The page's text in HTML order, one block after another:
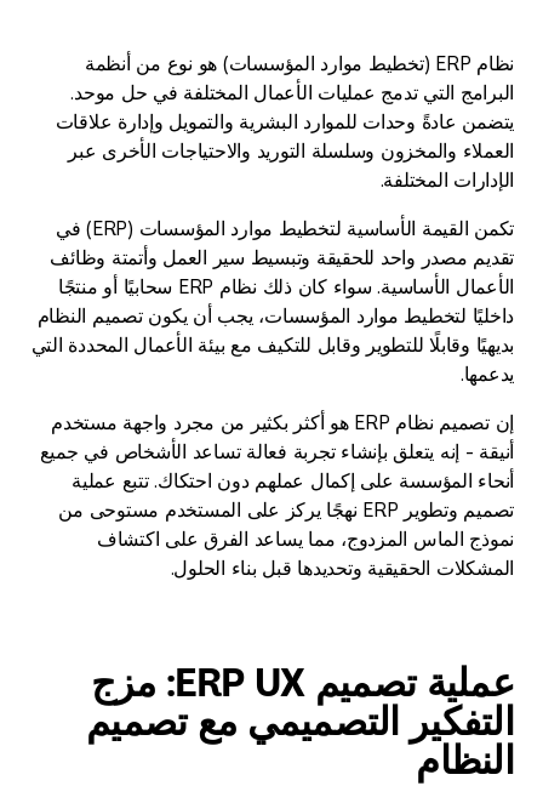
نظام ERP (تخطيط موارد المؤسسات) هو نوع من أنظمة
البرامج التي تدمج عمليات الأعمال المختلفة في حل موحد.
يتضمن عادةً وحدات للموارد البشرية والتمويل وإدارة علاقات
العملاء والمخزون وسلسلة التوريد والاحتياجات الأخرى عبر
الإدارات المختلفة.
تكمن القيمة الأساسية لتخطيط موارد المؤسسات (ERP) في
تقديم مصدر واحد للحقيقة وتبسيط سير العمل وأتمتة وظائف
الأعمال الأساسية. سواء كان ذلك نظام ERP سحابيًا أو منتجًا
داخليًا لتخطيط موارد المؤسسات، يجب أن يكون تصميم النظام
بديهيًا وقابلًا للتطوير وقابل للتكيف مع بيئة الأعمال المحددة التي
يدعمها.
إن تصميم نظام ERP هو أكثر بكثير من مجرد واجهة مستخدم
أنيقة - إنه يتعلق بإنشاء تجربة فعالة تساعد الأشخاص في جميع
أنحاء المؤسسة على إكمال عملهم دون احتكاك. تتبع عملية
تصميم وتطوير ERP نهجًا يركز على المستخدم مستوحى من
نموذج الماس المزدوج، مما يساعد الفرق على اكتشاف
المشكلات الحقيقية وتحديدها قبل بناء الحلول.
عملية تصميم ERP UX: مزج
التفكير التصميمي مع تصميم
النظام